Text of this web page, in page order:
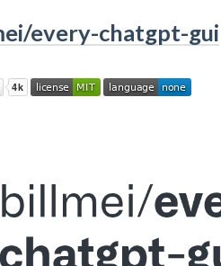
every-chatgpt-gui